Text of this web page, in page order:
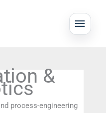
&
process-engineering